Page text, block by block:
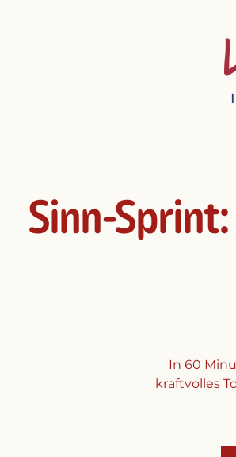
Sinn-
In 60
kraftvolles